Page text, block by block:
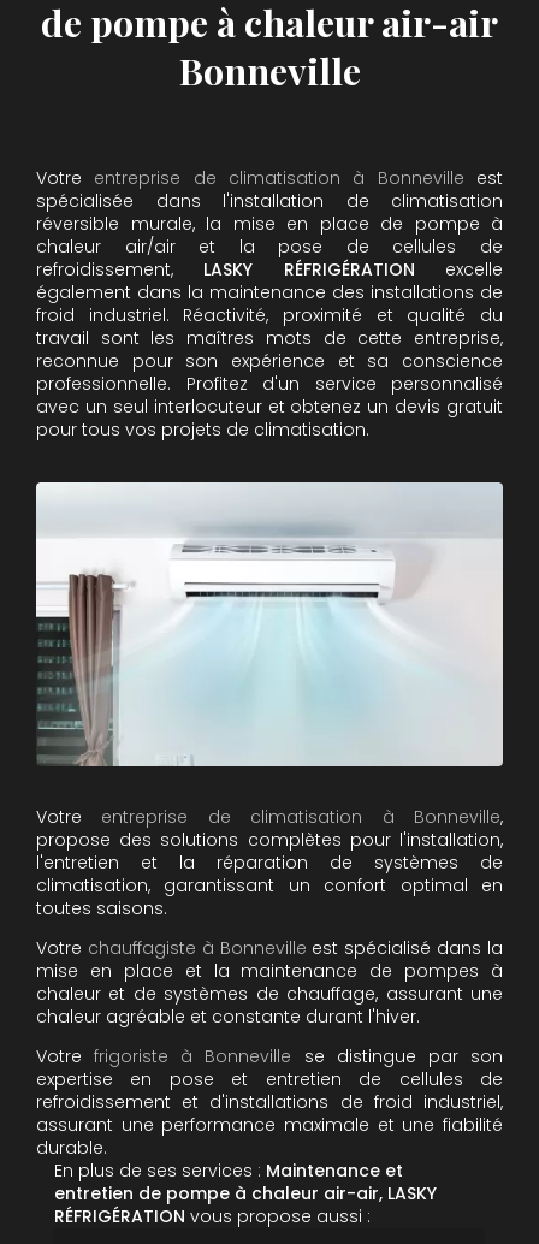
de pompe à chaleur air-air
Bonneville
Votre entreprise de climatisation à Bonneville est
spécialisée dans l'installation de climatisation
réversible murale, la mise en place de pompe à
chaleur air/air et la pose de cellules de
refroidissement, LASKY RÉFRIGÉRATION excelle
également dans la maintenance des installations de
froid industriel. Réactivité, proximité et qualité du
travail sont les maîtres mots de cette entreprise,
reconnue pour son expérience et sa conscience
professionnelle. Profitez d'un service personnalisé
avec un seul interlocuteur et obtenez un devis gratuit
pour tous vos projets de climatisation.
Votre entreprise de climatisation à Bonneville,
propose des solutions complètes pour l'installation,
l'entretien et la réparation de systèmes de
climatisation, garantissant un confort optimal en
toutes saisons.
Votre chauffagiste à Bonneville est spécialisé dans la
mise en place et la maintenance de pompes à
chaleur et de systèmes de chauffage, assurant une
chaleur agréable et constante durant l'hiver.
Votrefrigoriste à Bonneville se distingue par son
expertise en pose et entretien de cellules de
refroidissement et d'installations de froid industriel,
assurant une performance maximale et une fiabilité
durable.
En plus de ses services : Maintenance et
entretien de pompe à chaleur air-air, LASKY
RÉFRIGÉRATION vous propose aussi :